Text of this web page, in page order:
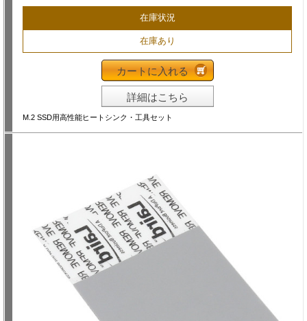
在庫状況
在庫あり
カートに入れる
詳細はこちら
M.2 SSD用高性能ヒートシンク・工具セット